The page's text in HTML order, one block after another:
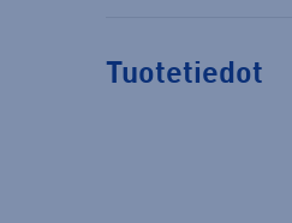
Tuotetiedot